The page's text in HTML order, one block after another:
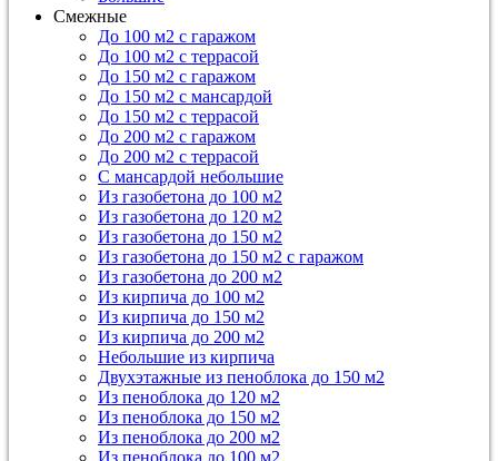
Смежные
До 100 м2 с гаражом
До 100 м2 с террасой
До 150 м2 с гаражом
До 150 м2 с мансардой
До 150 м2 с террасой
До 200 м2 с гаражом
До 200 м2 с террасой
С мансардой небольшие
Из газобетона до 100 м2
Из газобетона до 120 м2
Из газобетона до 150 м2
Из газобетона до 150 м2 с гаражом
Из газобетона до 200 м2
Из кирпича до 100 м2
Из кирпича до 150 м2
Из кирпича до 200 м2
Небольшие из кирпича
Двухэтажные из пеноблока до 150 м2
Из пеноблока до 120 м2
Из пеноблока до 150 м2
Из пеноблока до 200 м2